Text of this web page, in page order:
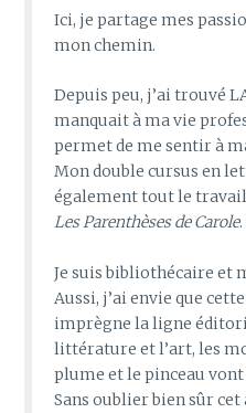
Ici, je partage mes
mon chemin.
Depuis peu, j’ai trouvé
manquait à ma vie
permet de me sentir à
Mon double cursus en
également tout le
Les Parenthèses de Carole.
Je suis bibliothécaire et
Aussi, j’ai envie que
imprègne la ligne
littérature et l’art, les
plume et le pinceau
Sans oublier bien sûr